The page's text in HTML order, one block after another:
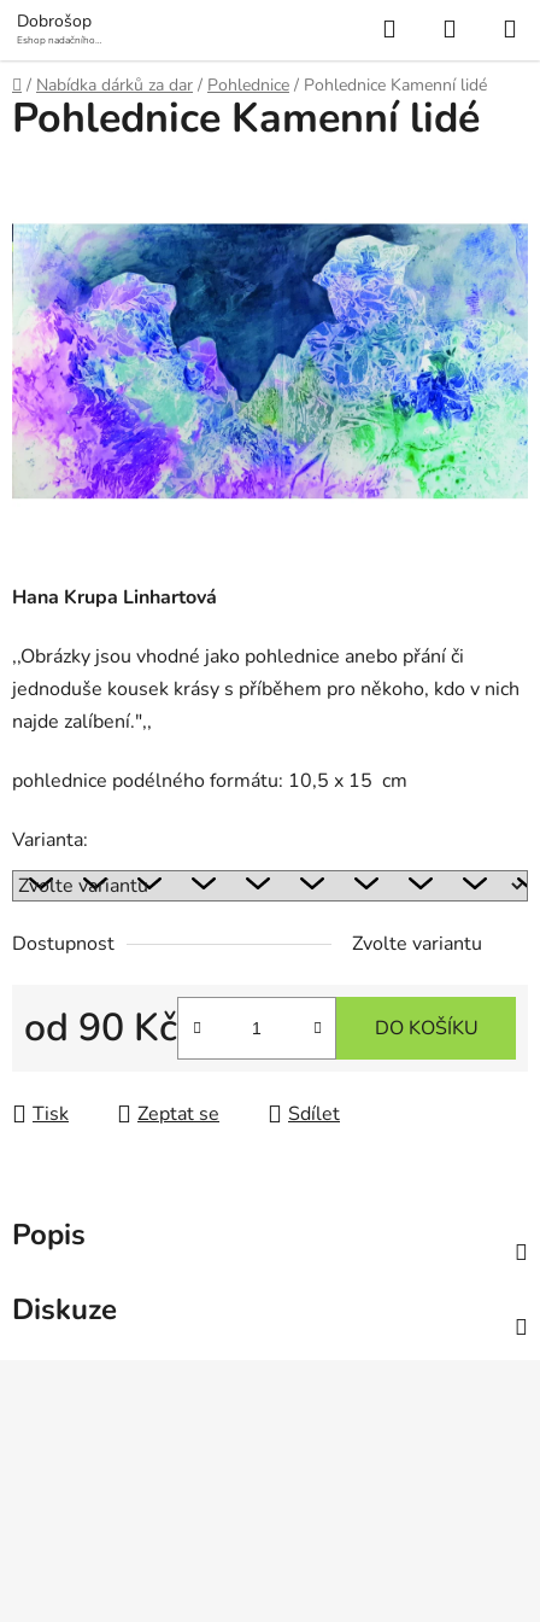
Přejít
na
obsah
Dobrošop
Eshop nadačního
prameny
Hledat
KOŠÍK
Domů
/ Nabídka dárků za dar / Pohlednice / Pohlednice Kamenní lidé
Hana Krupa Linhartová
,,Obrázky jsou vhodné jako pohlednice anebo přání či
jednoduše kousek krásy s příběhem pro někoho, kdo v nich
najde zalíbení.",,
pohlednice podélného formátu: 10,5 x 15 cm
Varianta:
Dostupnost Zvolte variantu
od 90 Kč DO KOŠÍKU
Tisk Zeptat se Sdílet
Pohlednice Kamenní lidé
Popis
Diskuze